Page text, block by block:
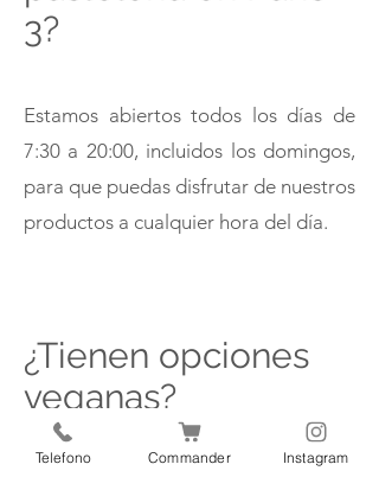
3?
Estamos abiertos todos los días de
7:30 a 20:00, incluidos los domingos,
para que puedas disfrutar de nuestros
productos a cualquier hora del día.
¿Tienen opciones
veganas?
Telefono Commander Instagram